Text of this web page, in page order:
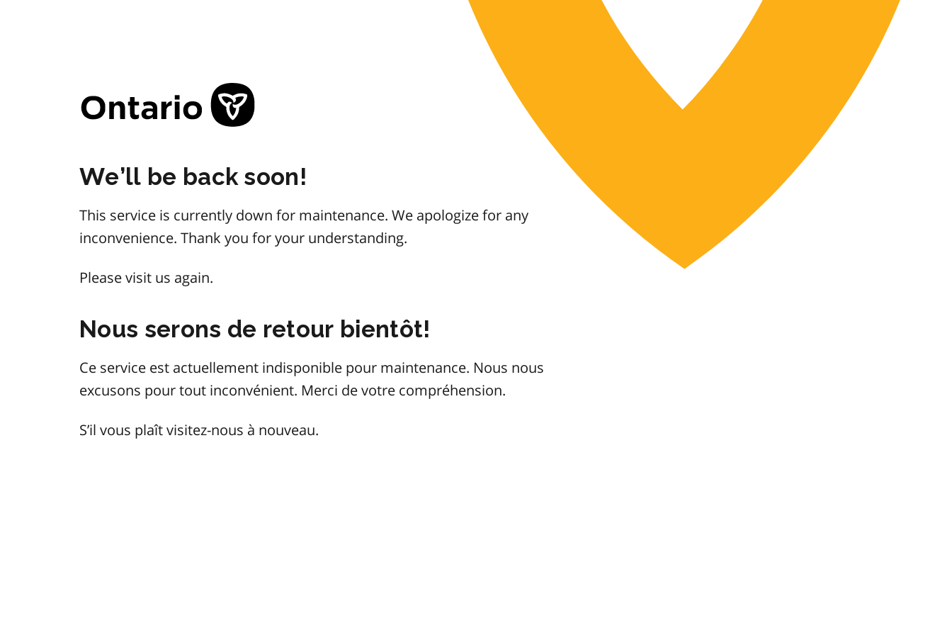
We’ll be back soon!
This service is currently down for maintenance. We apologize for any
inconvenience. Thank you for your understanding.
Please visit us again.
Nous serons de retour bientôt!
Ce service est actuellement indisponible pour maintenance. Nous nous
excusons pour tout inconvénient. Merci de votre compréhension.
S’il vous plaît visitez-nous à nouveau.